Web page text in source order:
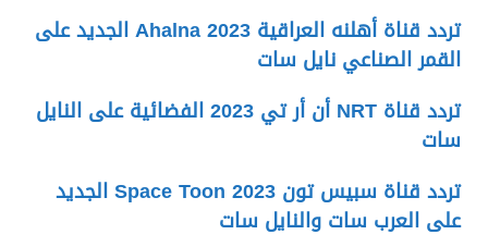
تردد قناة أهلنه العراقية Ahalna 2023 الجديد على
القمر الصناعي نايل سات
تردد قناة NRT أن أر تي 2023 الفضائية على النايل
سات
تردد قناة سبيس تون Space Toon 2023 الجديد
على العرب سات والنايل سات